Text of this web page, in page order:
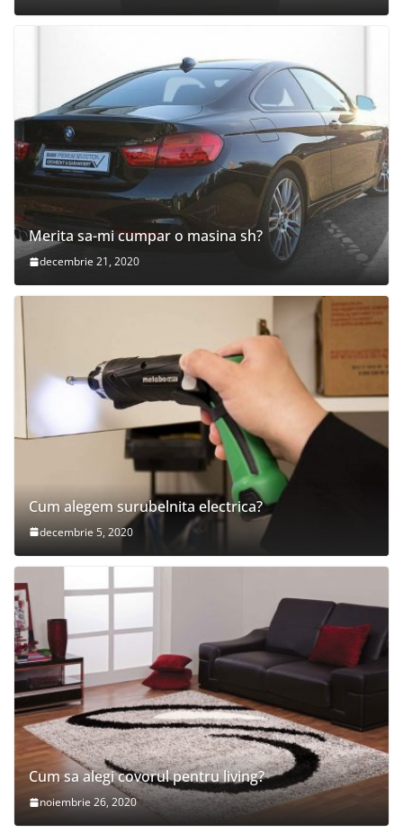
Merita sa-mi cumpar o masina sh?
decembrie 21, 2020
Cum alegem surubelnita electrica?
decembrie 5, 2020
Cum sa alegi covorul pentru living?
noiembrie 26, 2020